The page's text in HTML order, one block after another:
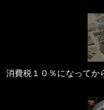
消費税１０％になってか